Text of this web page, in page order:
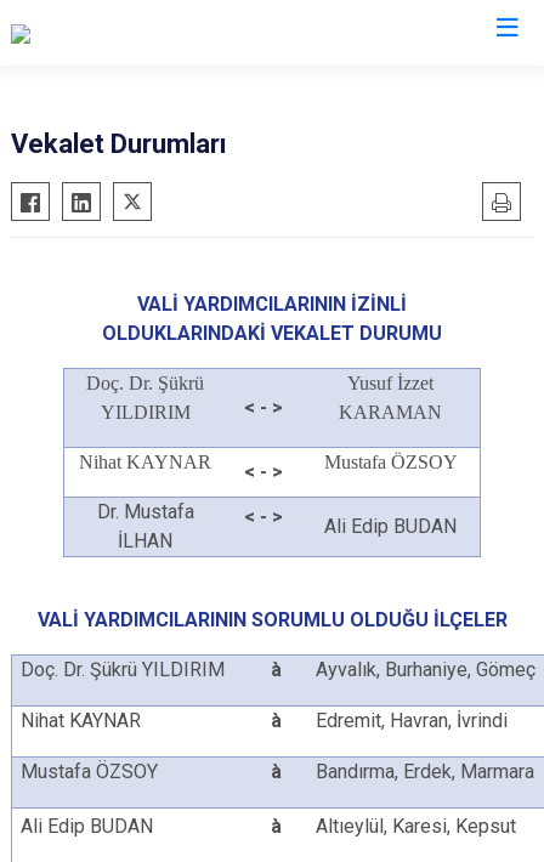
Vekalet Durumları
VALİ YARDIMCILARININ İZİNLİ
OLDUKLARINDAKİ VEKALET DURUMU
Doç. Dr. Şükrü
YILDIRIM
< - >
Yusuf İzzet
KARAMAN
Nihat KAYNAR < - > Mustafa ÖZSOY
Dr. Mustafa
İLHAN
< - > Ali Edip BUDAN
VALİ YARDIMCILARININ SORUMLU OLDUĞU İLÇELER
Doç. Dr. Şükrü YILDIRIM à Ayvalık, Burhaniye, Gömeç
Nihat KAYNAR à Edremit, Havran, İvrindi
Mustafa ÖZSOY à Bandırma, Erdek, Marmara
Ali Edip BUDAN à Altıeylül, Karesi, Kepsut